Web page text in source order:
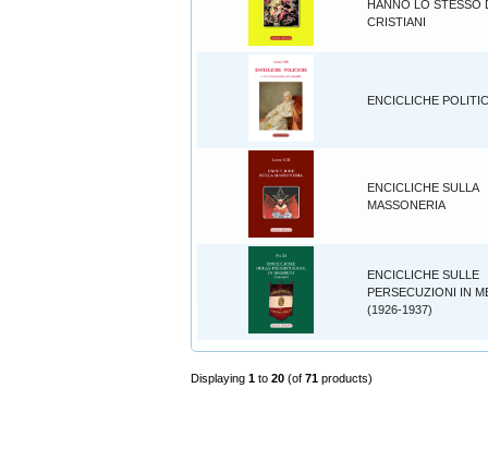
HANNO LO STESSO
CRISTIANI
ENCICLICHE
ENCICLICHE SULLA
MASSONERIA
ENCICLICHE SULLE
PERSECUZIONI IN
(1926-1937)
Displaying 1 to 20 (of 71 products)